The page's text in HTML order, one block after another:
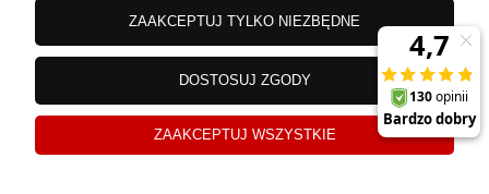
| ul. Przemysłowa 11a, Koszalin 75-216, woj.
zachodniopomorskie | NIP: 6690500343 REGON: 008201011 | E-mail:
sklep@tklighting.plTel.:504545749
ZAAKCEPTUJ TYLKO NIEZBĘDNE
DOSTOSUJ ZGODY
ZAAKCEPTUJ WSZYSTKIE